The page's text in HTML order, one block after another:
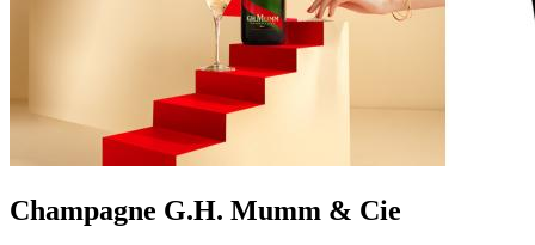
Champagne G.H. Mumm & Cie